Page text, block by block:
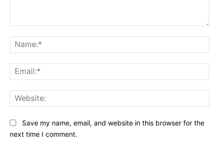
Save my name, email, and website in this browser for the
next time I comment.